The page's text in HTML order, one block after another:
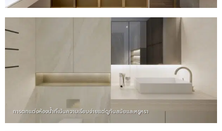
การตกแต่งห้องน้ำที่เน้นความเรียบง่ายแต่ดูทันสมัยและหรูหรา